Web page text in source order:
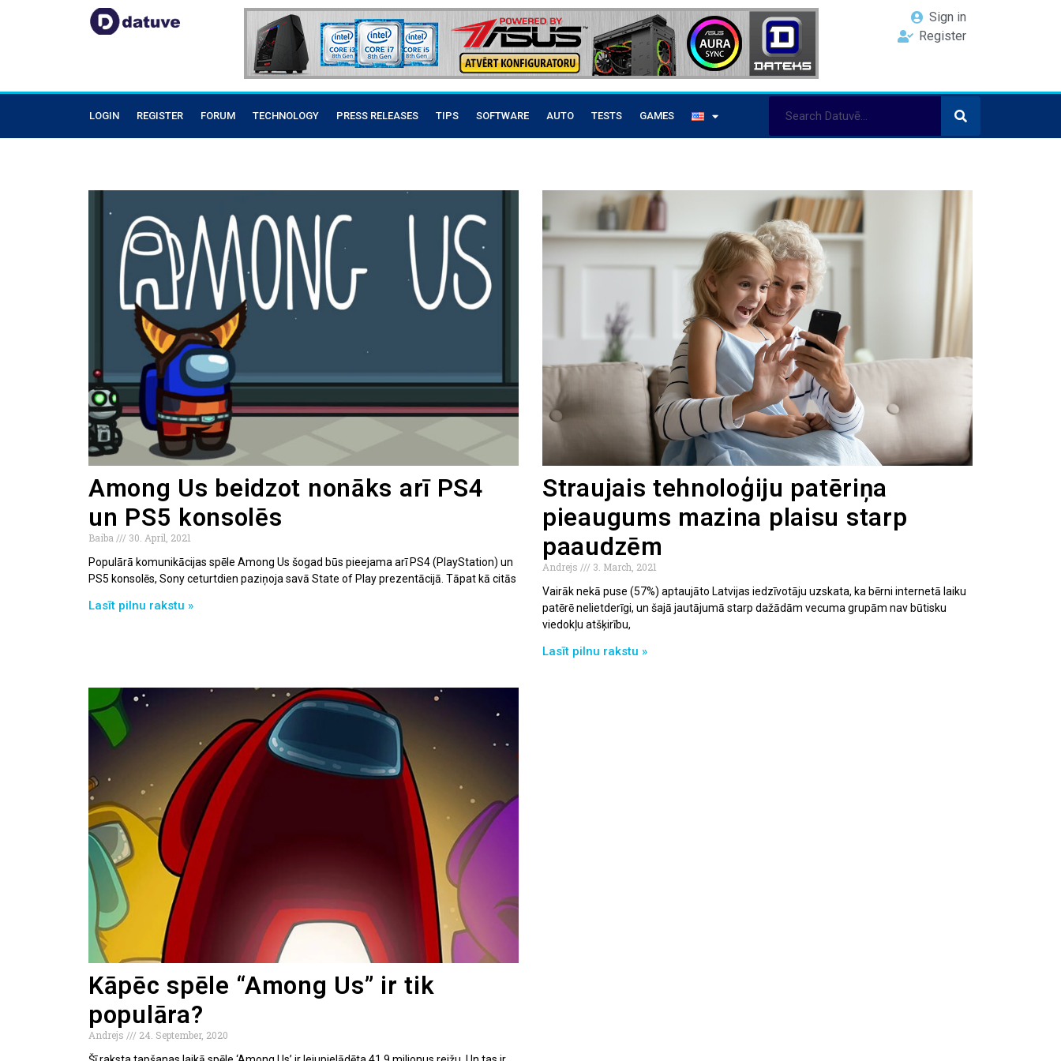
Sign in
Register
LOGIN REGISTER FORUM TECHNOLOGY PRESS RELEASES TIPS SOFTWARE AUTO TESTS GAMES
Among Us beidzot nonāks arī PS4
un PS5 konsolēs
Baiba
30. April, 2021
Populārā komunikācijas spēle Among Us šogad būs pieejama arī PS4 (PlayStation) un
PS5 konsolēs, Sony ceturtdien paziņoja savā State of Play prezentācijā. Tāpat kā citās
Lasīt pilnu rakstu »
Straujais tehnoloģiju patēriņa
pieaugums mazina plaisu starp
paaudzēm
Andrejs
3. March, 2021
Vairāk nekā puse (57%) aptaujāto Latvijas iedzīvotāju uzskata, ka bērni internetā laiku
patērē nelietderīgi, un šajā jautājumā starp dažādām vecuma grupām nav būtisku
viedokļu atšķirību,
Lasīt pilnu rakstu »
Kāpēc spēle “Among Us” ir tik
populāra?
Andrejs
24. September, 2020